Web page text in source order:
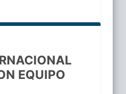
EQUIPO